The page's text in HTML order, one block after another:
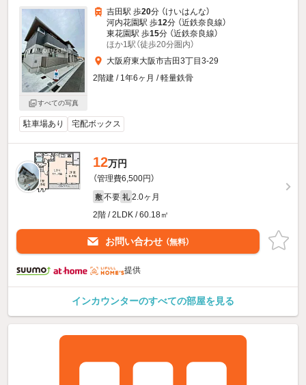
すべての写真
吉田駅 歩20分 （けいはんな）
河内花園駅 歩12分 （近鉄奈良線）
東花園駅 歩15分 （近鉄奈良線）
ほか1駅（徒歩20分圏内）
大阪府東大阪市吉田3丁目3-29
2階建 / 1年6ヶ月 / 軽量鉄骨
駐車場あり 宅配ボックス
12万円
（管理費6,500円）
敷 不要 礼 2.0ヶ月
2階 / 2LDK / 60.18㎡
お問い合わせ （無料）
提供
インカウンターのすべての部屋を見る